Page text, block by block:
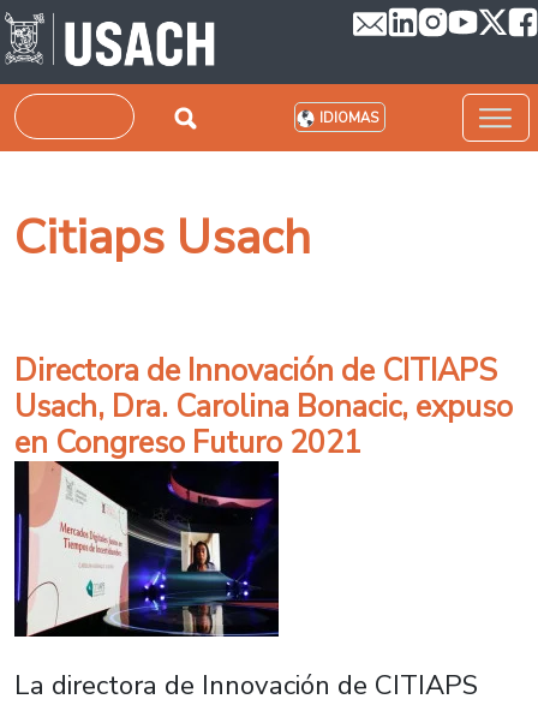
Pasar al contenido principal
Buscar IDIOMAS
Citiaps Usach
Directora de Innovación de CITIAPS
Usach, Dra. Carolina Bonacic, expuso
en Congreso Futuro 2021
La directora de Innovación de CITIAPS